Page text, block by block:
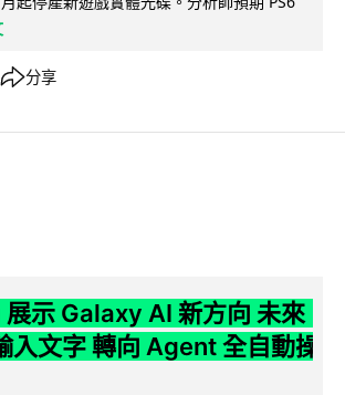
分享
示 Galaxy AI 新方向 未來
入文字 轉向 Agent 全自動操